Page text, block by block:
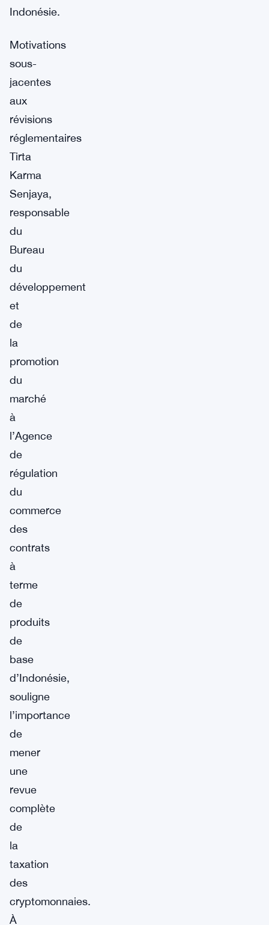
Indonésie.
Motivations
sous-
jacentes
aux
révisions
réglementaires
Tirta
Karma
Senjaya,
responsable
du
Bureau
du
développement
et
de
la
promotion
du
marché
à
l’Agence
de
régulation
du
commerce
des
contrats
à
terme
de
produits
de
base
d’Indonésie,
souligne
l’importance
de
mener
une
revue
complète
de
la
taxation
des
cryptomonnaies.
À